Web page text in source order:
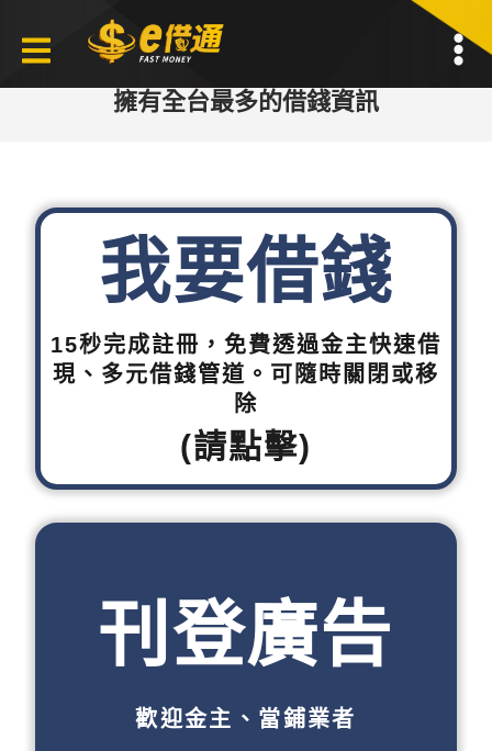
擁有全台最多的借錢資訊
我要借錢
15秒完成註冊，免費透過金主快速借
現、多元借錢管道。可隨時關閉或移
除
(請點擊)
刊登廣告
歡迎金主、當鋪業者